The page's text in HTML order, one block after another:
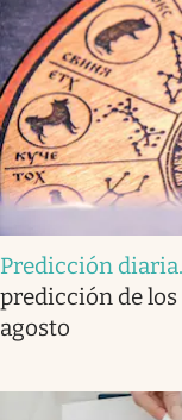
Predicción diaria.
predicción de los
agosto